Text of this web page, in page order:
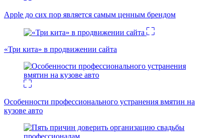
Apple до сих пор является самым ценным брендом
«Три кита» в продвижении сайта
Особенности профессионального устранения вмятин на
кузове авто